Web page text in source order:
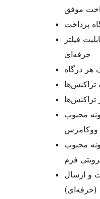
موفق
پرداخت
فیلتر
حرفه‌ای
هر درگاه
تراکنش‌ها
تراکنش‌ها
محبوب
ووکامرس
محبوب
فرم
و ارسال
(حرفه‌ای)